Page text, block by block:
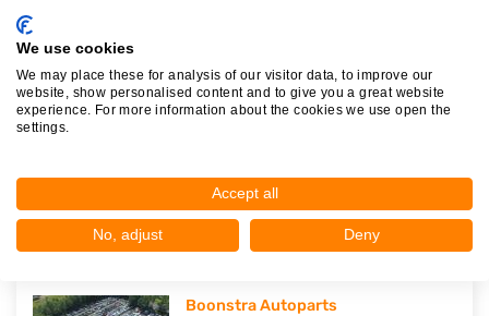
Autodemontage & Bergingsbedrijf..
Op 20,27 km afstand
Boonstra Autoparts
We use cookies
We may place these for analysis of our visitor data, to improve our
website, show personalised content and to give you a great website
experience. For more information about the cookies we use open the
settings.
Accept all
No, adjust Deny